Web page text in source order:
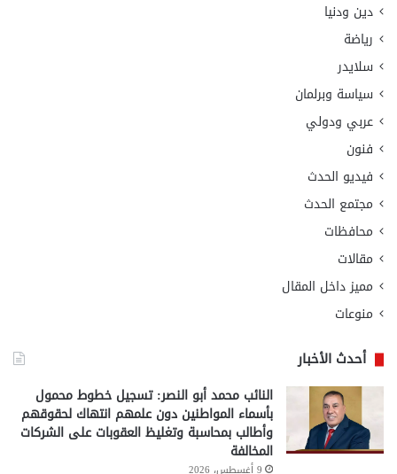
دين ودنيا
رياضة
سلايدر
سياسة وبرلمان
عربي ودولي
فنون
فيديو الحدث
مجتمع الحدث
محافظات
مقالات
مميز داخل المقال
منوعات
أحدث الأخبار
النائب محمد أبو النصر: تسجيل خطوط محمول
بأسماء المواطنين دون علمهم انتهاك لحقوقهم
وأطالب بمحاسبة وتغليظ العقوبات على الشركات
المخالفة